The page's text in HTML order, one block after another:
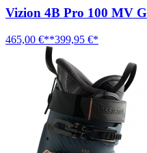
Vizion 4B Pro 100 MV
465,00 €**399,95 €*